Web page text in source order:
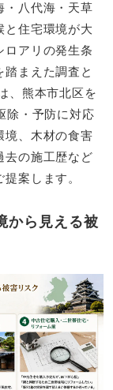
・八代海・天草
と住宅環境が大
ロアリの発生条
まえた調査と
、熊本市北区を
除・予防に対応
境、木材の食害
去の施工歴など
案します。
から見える被